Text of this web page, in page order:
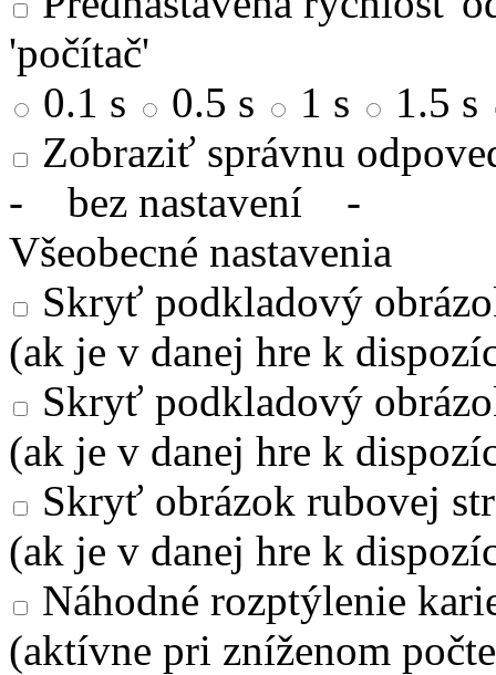
'počítač'
0.1 s
0.5 s 1 s
1.5 s
Zobraziť správnu
- bez nastavení -
Všeobecné nastavenia
Skryť podkladový
(ak je v danej hre k
Skryť podkladový
(ak je v danej hre k
Skryť obrázok rubovej
(ak je v danej hre k
Náhodné rozptýlenie
(aktívne pri zníženom